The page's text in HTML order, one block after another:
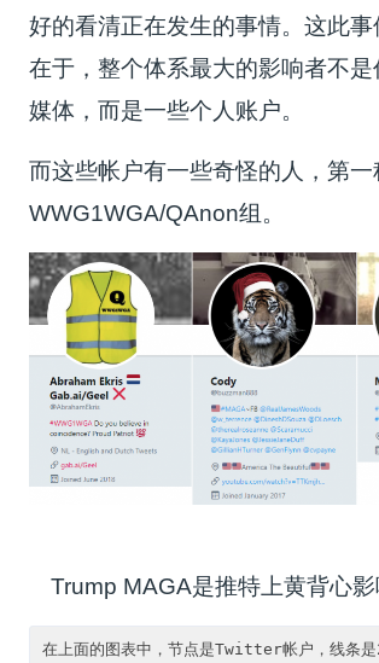
好的看清正在发生的事情。这此事
在于，整个体系最大的影响者不
媒体，而是一些个人账户。
而这些帐户有一些奇怪的人，第
WWG1WGA/QAnon组。
Trump MAGA是推特上黄背心影
在上面的图表中，节点是Twitter帐户，线条是